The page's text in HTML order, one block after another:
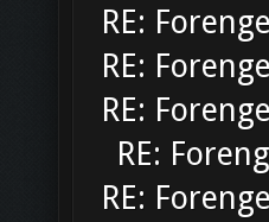
RE:
RE:
RE:
RE:
RE: